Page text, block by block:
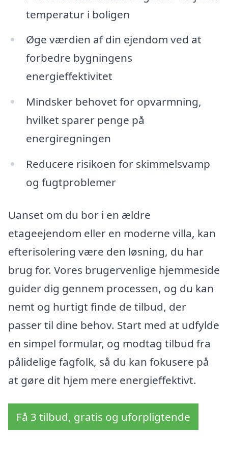
temperatur i boligen
Øge værdien af din ejendom ved at
forbedre bygningens
energieffektivitet
Mindsker behovet for opvarmning,
hvilket sparer penge på
energiregningen
Reducere risikoen for skimmelsvamp
og fugtproblemer
Uanset om du bor i en ældre
etageejendom eller en moderne villa, kan
efterisolering være den løsning, du har
brug for. Vores brugervenlige hjemmeside
guider dig gennem processen, og du kan
nemt og hurtigt finde de tilbud, der
passer til dine behov. Start med at udfylde
en simpel formular, og modtag tilbud fra
pålidelige fagfolk, så du kan fokusere på
at gøre dit hjem mere energieffektivt.
Få 3 tilbud, gratis og uforpligtende